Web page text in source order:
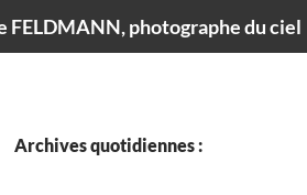
FELDMANN, photographe du ciel
Archives quotidiennes :